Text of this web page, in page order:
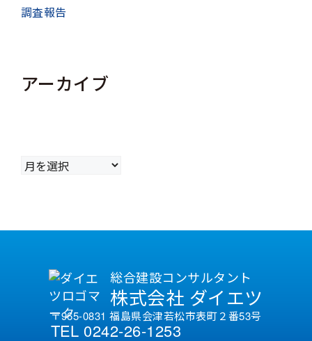
調査報告
アーカイブ
ア
ー
総合建設コンサルタント
株式会社 ダイエツ
〒965-0831 福島県会津若松市表町２番53号
TEL 0242-26-1253